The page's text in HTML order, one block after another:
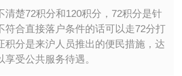
清楚72积分和120积分，72积分是针
符合直接落户条件的话可以走72分打
积分是来沪人员推出的便民措施，达
受公共服务待遇。